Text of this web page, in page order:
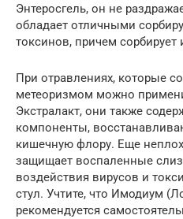
Энтеросгель, он не
обладает отличными
токсинов, причем сорбирует
При отравлениях, которые
метеоризмом можно
Экстралакт, они также
компоненты,
кишечную флору. Еще
защищает воспаленные
воздействия вирусов и
стул. Учтите, что Имодиум
рекомендуется